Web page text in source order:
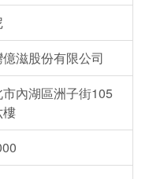
億滋股份有限公司
市內湖區洲子街105
樓